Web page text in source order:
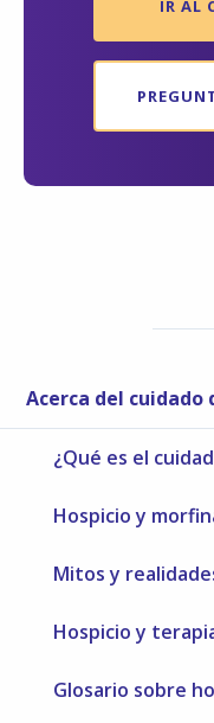
IR AL
Acerca del cuidado
¿Qué es el
Hospicio y
Mitos y
Hospicio y
Glosario sobre